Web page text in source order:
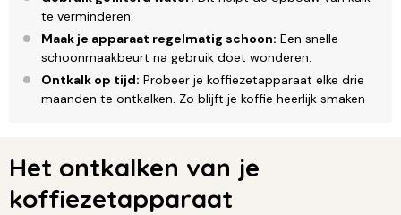
te verminderen.
Maak je apparaat regelmatig schoon: Een snelle
schoonmaakbeurt na gebruik doet wonderen.
Ontkalk op tijd: Probeer je koffiezetapparaat elke drie
maanden te ontkalken. Zo blijft je koffie heerlijk smaken
Het ontkalken van je
koffiezetapparaat